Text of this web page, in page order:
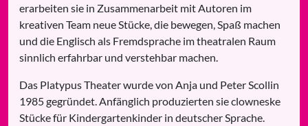
erarbeiten sie in Zusammenarbeit mit Autoren im
kreativen Team neue Stücke, die bewegen, Spaß machen
und die Englisch als Fremdsprache im theatralen Raum
sinnlich erfahrbar und verstehbar machen.
Das Platypus Theater wurde von Anja und Peter Scollin
1985 gegründet. Anfänglich produzierten sie clowneske
Stücke für Kindergartenkinder in deutscher Sprache.